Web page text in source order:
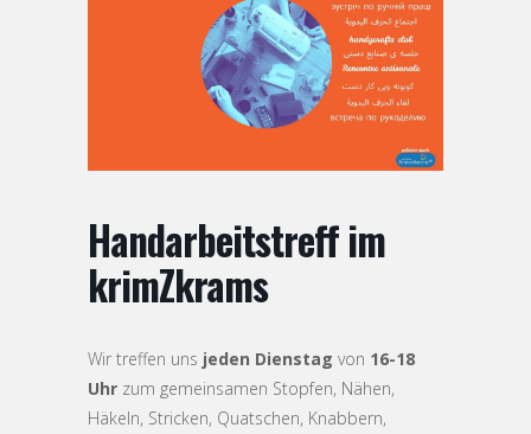
Handarbeitstreff im
krimZkrams
Wir treffen uns jeden Dienstag von 16-18
Uhr zum gemeinsamen Stopfen, Nähen,
Häkeln, Stricken, Quatschen, Knabbern,